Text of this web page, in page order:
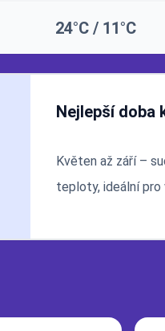
24°C / 11°C
Nejlepší doba
Květen až září –
teploty, ideální pro